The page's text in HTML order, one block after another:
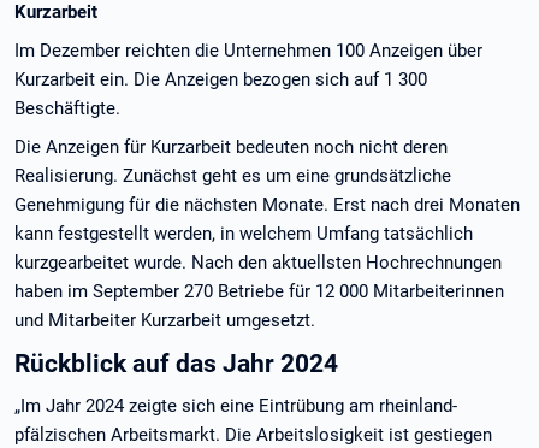
Kurzarbeit
Im Dezember reichten die Unternehmen 100 Anzeigen über
Kurzarbeit ein. Die Anzeigen bezogen sich auf 1 300
Beschäftigte.
Die Anzeigen für Kurzarbeit bedeuten noch nicht deren
Realisierung. Zunächst geht es um eine grundsätzliche
Genehmigung für die nächsten Monate. Erst nach drei Monaten
kann festgestellt werden, in welchem Umfang tatsächlich
kurzgearbeitet wurde. Nach den aktuellsten Hochrechnungen
haben im September 270 Betriebe für 12 000 Mitarbeiterinnen
und Mitarbeiter Kurzarbeit umgesetzt.
Rückblick auf das Jahr 2024
„Im Jahr 2024 zeigte sich eine Eintrübung am rheinland-
pfälzischen Arbeitsmarkt. Die Arbeitslosigkeit ist gestiegen